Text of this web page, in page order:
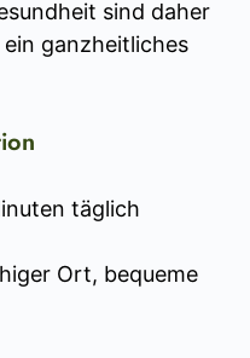
sind daher
ganzheitliches
täglich
Ort, bequeme